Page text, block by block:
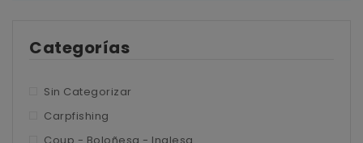
Depredadores – Spinning
Coup – Boloñesa – Inglesa
Pesca a Cebo
Contacto
Mi cuenta
Detalles de la cuenta
Categorías
Sin Categorizar
Carpfishing